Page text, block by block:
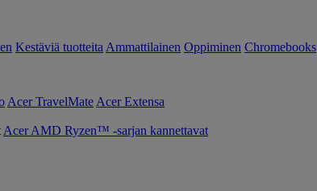
Kestäviä tuotteita Ammattilainen Oppiminen Chromebooks
Acer TravelMate Acer Extensa
Acer AMD Ryzen™ -sarjan kannettavat